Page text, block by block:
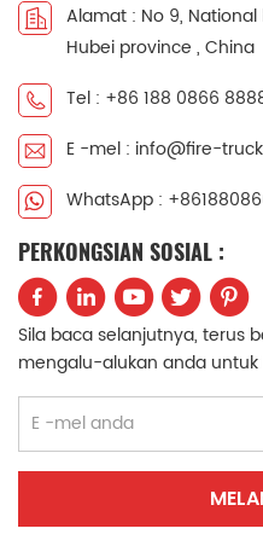
中文
Filipino
српски
Alamat : No 9,
Hubei province , China
Tel : +86 188 0866
E -mel : info@fire-
WhatsApp :
PERKONGSIAN SOSIAL :
Sila baca selanjutnya, terus
mengalu-alukan anda